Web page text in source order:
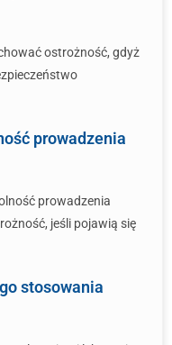
ostrożność, gdyż
prowadzenia
prowadzenia
jeśli pojawią się
stosowania